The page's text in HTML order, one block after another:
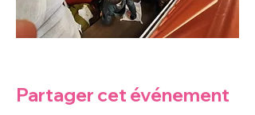
Partager cet événement